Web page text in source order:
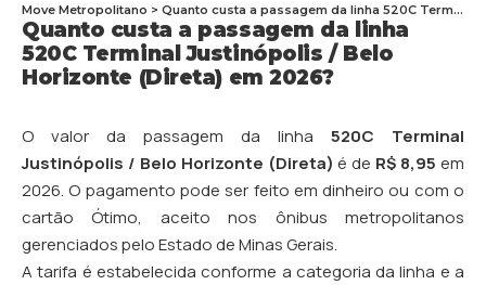
Quanto custa a passagem da linha
520C Terminal Justinópolis / Belo
Horizonte (Direta) em 2026?
Move Metropolitano > Quanto custa a passagem da linha 520C Terminal Justinópolis / Belo Horizonte (Direta) em 2026?
O valor da passagem da linha 520C Terminal
Justinópolis / Belo Horizonte (Direta) é de R$ 8,95 em
2026. O pagamento pode ser feito em dinheiro ou com o
cartão Ótimo, aceito nos ônibus metropolitanos
gerenciados pelo Estado de Minas Gerais.
A tarifa é estabelecida conforme a categoria da linha e a